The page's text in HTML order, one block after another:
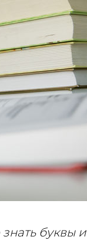
буквы и